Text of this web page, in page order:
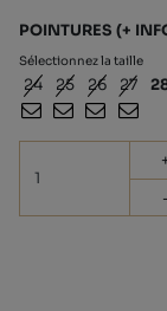
POINTURES (+
Sélectionnez la taille
24 25 26 27